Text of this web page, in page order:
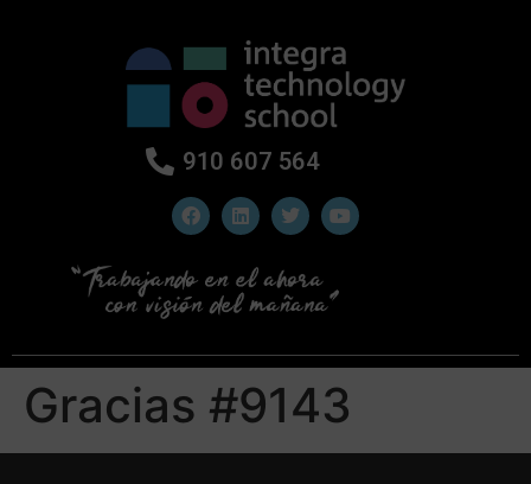
910 607 564
Gracias #9143